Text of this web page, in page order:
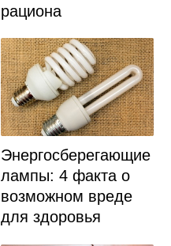
рациона
Энергосберегающие
лампы: 4 факта о
возможном вреде
для здоровья